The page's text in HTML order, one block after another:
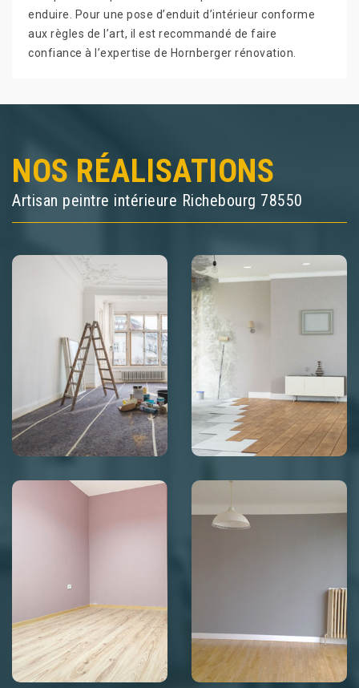
enduire. Pour une pose d’enduit d’intérieur conforme
aux règles de l’art, il est recommandé de faire
confiance à l’expertise de Hornberger rénovation.
NOS RÉALISATIONS
Artisan peintre intérieure Richebourg 78550